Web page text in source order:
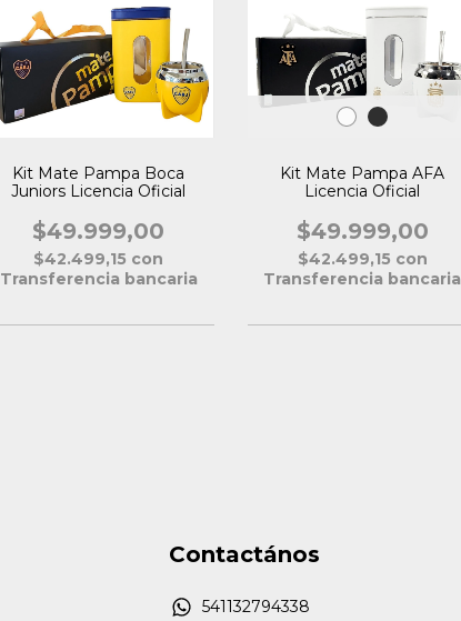
Kit Mate Pampa Boca
Juniors Licencia Oficial
$49.999,00
$42.499,15 con
Transferencia bancaria
Kit Mate Pampa AFA
Licencia Oficial
$49.999,00
$42.499,15 con
Transferencia bancaria
Contactános
541132794338